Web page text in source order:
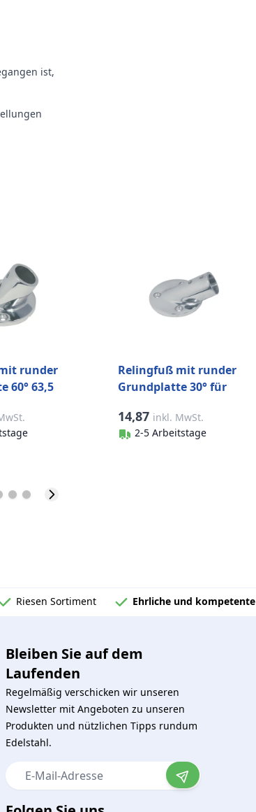
ist,
runder
60° 63,5
(A4)
Relingfuß mit runder
Grundplatte 30° für
316 (A4)
14,87 inkl. MwSt.
2-5 Arbeitstage
Riesen Sortiment Ehrliche und kompetente
Bleiben Sie auf dem
Laufenden
Regelmäßig verschicken wir unseren
Newsletter mit Angeboten zu unseren
Produkten und nützlichen Tipps rundum
Edelstahl.
E-Mail-Adresse